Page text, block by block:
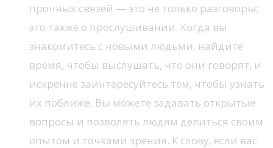
прочных связей — это не только разговоры;
это также о прослушивании. Когда вы
знакомитесь с новыми людьми, найдите
время, чтобы выслушать, что они говорят, и
искренне заинтересуйтесь тем, чтобы узнать
их поближе. Вы можете задавать открытые
вопросы и позволять людям делиться своим
опытом и точками зрения. К слову, если вас